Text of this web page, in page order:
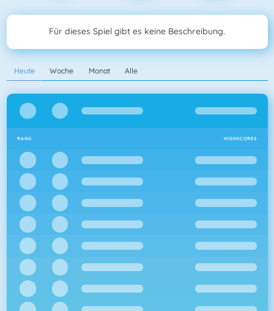
Für dieses Spiel gibt es keine Beschreibung.
Heute Woche Monat Alle
RANG HIGHSCORES